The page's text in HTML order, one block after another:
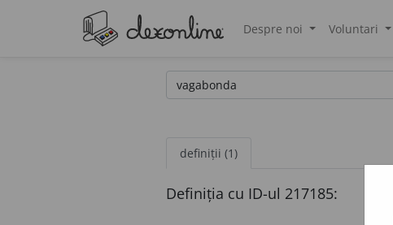
Despre noi Voluntari
definiții (1)
Definiția cu ID-ul 217185: